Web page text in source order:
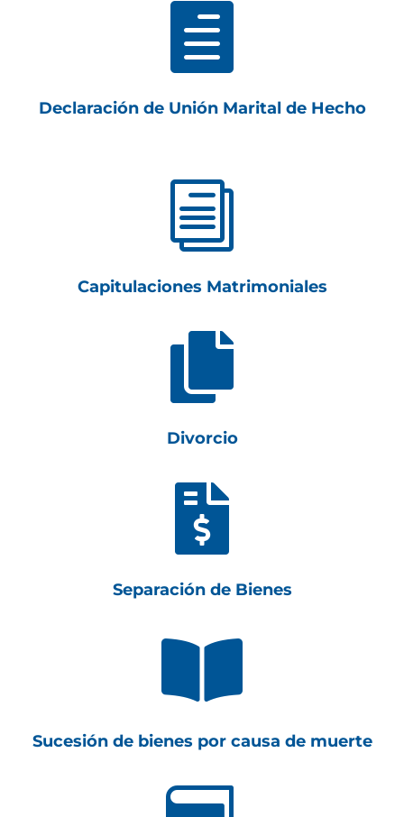

Declaración de Unión Marital de Hecho
i
Capitulaciones Matrimoniales

Divorcio

Separación de Bienes

Sucesión de bienes por causa de muerte